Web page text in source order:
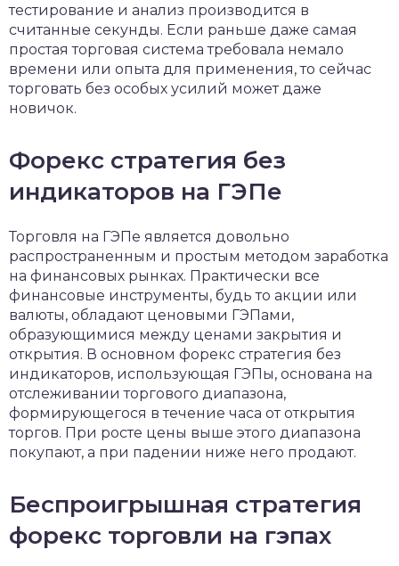
тестирование и анализ производится в
считанные секунды. Если раньше даже самая
простая торговая система требовала немало
времени или опыта для применения, то сейчас
торговать без особых усилий может даже
новичок.
Форекс стратегия без
индикаторов на ГЭПе
Торговля на ГЭПе является довольно
распространенным и простым методом заработка
на финансовых рынках. Практически все
финансовые инструменты, будь то акции или
валюты, обладают ценовыми ГЭПами,
образующимися между ценами закрытия и
открытия. В основном форекс стратегия без
индикаторов, использующая ГЭПы, основана на
отслеживании торгового диапазона,
формирующегося в течение часа от открытия
торгов. При росте цены выше этого диапазона
покупают, а при падении ниже него продают.
Беспроигрышная стратегия
форекс торговли на гэпах